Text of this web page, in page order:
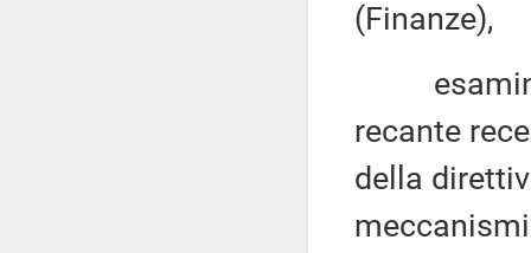
(Finanze),
recante
della